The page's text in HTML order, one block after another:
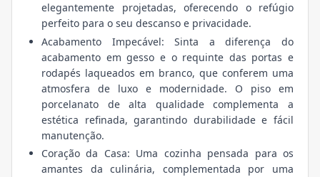
elegantemente projetadas, oferecendo o refúgio
perfeito para o seu descanso e privacidade.
Acabamento Impecável: Sinta a diferença do
acabamento em gesso e o requinte das portas e
rodapés laqueados em branco, que conferem uma
atmosfera de luxo e modernidade. O piso em
porcelanato de alta qualidade complementa a
estética refinada, garantindo durabilidade e fácil
manutenção.
Coração da Casa: Uma cozinha pensada para os
amantes da culinária, complementada por uma